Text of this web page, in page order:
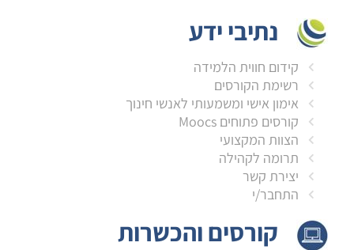
נתיבי ידע
קידום חווית הלמידה
רשימת הקורסים
אימון אישי ומשמעותי לאנשי חינוך
קורסים פתוחים Moocs
הצוות המקצועי
תרומה לקהילה
יצירת קשר
התחבר/י
קורסים והכשרות